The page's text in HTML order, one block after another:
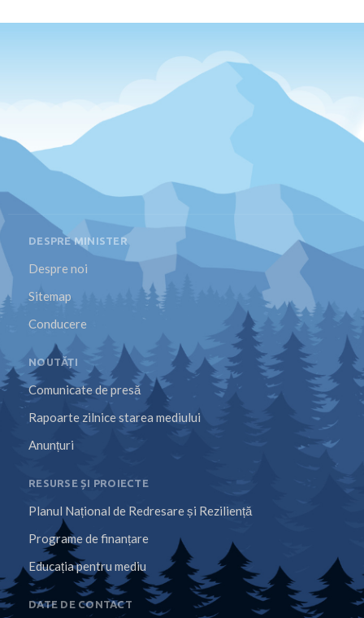
DESPRE MINISTER
Despre noi
Sitemap
Conducere
NOUTĂȚI
Comunicate de presă
Rapoarte zilnice starea mediului
Anunțuri
RESURSE ȘI PROIECTE
Planul Național de Redresare și Reziliență
Programe de finanțare
Educația pentru mediu
DATE DE CONTACT